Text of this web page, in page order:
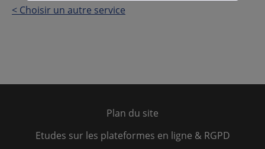
< Choisir un autre service
Plan du site
Etudes sur les plateformes en ligne & RGPD